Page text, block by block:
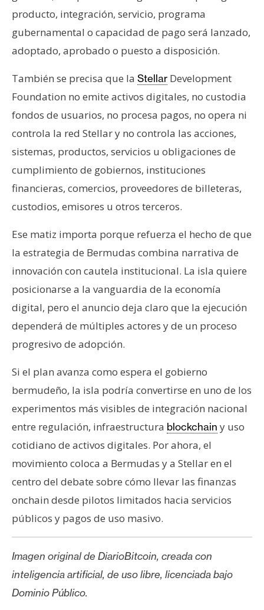
producto, integración, servicio, programa
gubernamental o capacidad de pago será lanzado,
adoptado, aprobado o puesto a disposición.
También se precisa que la Stellar Development
Foundation no emite activos digitales, no custodia
fondos de usuarios, no procesa pagos, no opera ni
controla la red Stellar y no controla las acciones,
sistemas, productos, servicios u obligaciones de
cumplimiento de gobiernos, instituciones
financieras, comercios, proveedores de billeteras,
custodios, emisores u otros terceros.
Ese matiz importa porque refuerza el hecho de que
la estrategia de Bermudas combina narrativa de
innovación con cautela institucional. La isla quiere
posicionarse a la vanguardia de la economía
digital, pero el anuncio deja claro que la ejecución
dependerá de múltiples actores y de un proceso
progresivo de adopción.
Si el plan avanza como espera el gobierno
bermudeño, la isla podría convertirse en uno de los
experimentos más visibles de integración nacional
entre regulación, infraestructura blockchain y uso
cotidiano de activos digitales. Por ahora, el
movimiento coloca a Bermudas y a Stellar en el
centro del debate sobre cómo llevar las finanzas
onchain desde pilotos limitados hacia servicios
públicos y pagos de uso masivo.
Imagen original de DiarioBitcoin, creada con
inteligencia artificial, de uso libre, licenciada bajo
Dominio Público.